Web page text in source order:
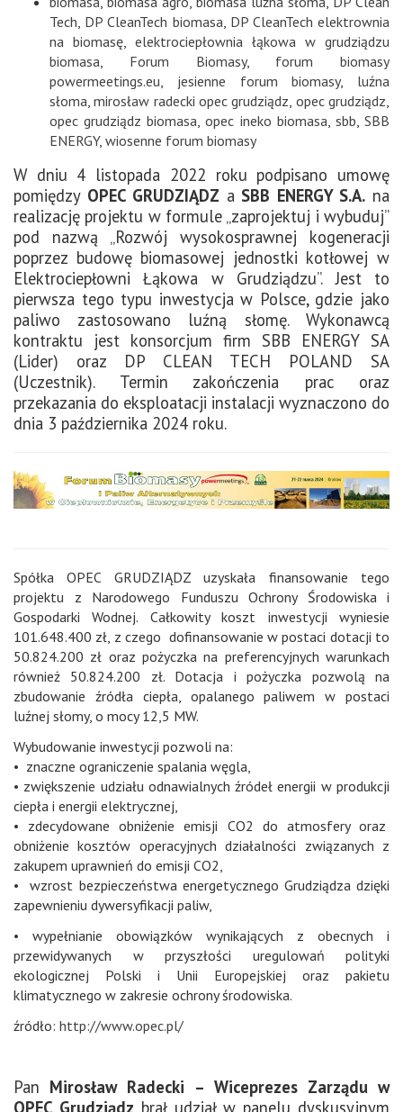
Tech DP CleanTech biomasa DP CleanTech elektrownia
na biomasę
elektrociepłownia łąkowa w grudziądzu
biomasa
Forum Biomasy, forum biomasy
powermeetings.eu
jesienne forum biomasy, luźna
słoma ,mirosław radecki opec grudziądz opec grudziądz
opec grudziądz biomasa ,opec ineko biomasa sbb ,SBB
ENERGY, wiosenne forum biomasy
W dniu 4 listopada 2022 roku podpisano umowę
pomiędzy OPEC GRUDZIĄDZ a SBB ENERGY S.A. na
realizację projektu w formule „zaprojektuj i wybuduj”
pod nazwą „Rozwój wysokosprawnej kogeneracji
poprzez budowę biomasowej jednostki kotłowej w
Elektrociepłowni Łąkowa w Grudziądzu”. Jest to
pierwsza tego typu inwestycja w Polsce, gdzie jako
paliwo zastosowano luźną słomę. Wykonawcą
kontraktu jest konsorcjum firm SBB ENERGY SA
(Lider) oraz DP CLEAN TECH POLAND SA
(Uczestnik). Termin zakończenia prac oraz
przekazania do eksploatacji instalacji wyznaczono do
dnia 3 października 2024 roku.
Spółka OPEC GRUDZIĄDZ uzyskała finansowanie tego
projektu z Narodowego Funduszu Ochrony Środowiska i
Gospodarki Wodnej. Całkowity koszt inwestycji wyniesie
101.648.400 zł, z czego dofinansowanie w postaci dotacji to
50.824.200 zł oraz pożyczka na preferencyjnych warunkach
również 50.824.200 zł. Dotacja i pożyczka pozwolą na
zbudowanie źródła ciepła, opalanego paliwem w postaci
luźnej słomy, o mocy 12,5 MW.
Wybudowanie inwestycji pozwoli na:
• znaczne ograniczenie spalania węgla,
• zwiększenie udziału odnawialnych źródeł energii w produkcji
ciepła i energii elektrycznej,
• zdecydowane obniżenie emisji CO2 do atmosfery oraz
obniżenie kosztów operacyjnych działalności związanych z
zakupem uprawnień do emisji CO2,
• wzrost bezpieczeństwa energetycznego Grudziądza dzięki
zapewnieniu dywersyfikacji paliw,
• wypełnianie obowiązków wynikających z obecnych i
przewidywanych w przyszłości uregulowań polityki
ekologicznej Polski i Unii Europejskiej oraz pakietu
klimatycznego w zakresie ochrony środowiska.
źródło: http://www.opec.pl/
Pan Mirosław Radecki – Wiceprezes Zarządu w